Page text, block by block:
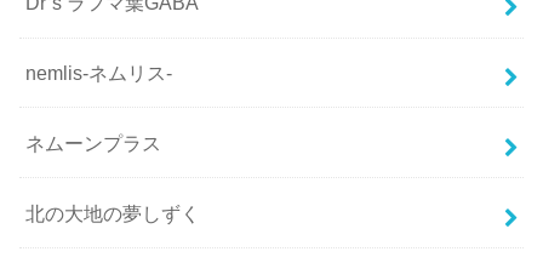
nemlis-ネムリス-
ネムーンプラス
北の大地の夢しずく